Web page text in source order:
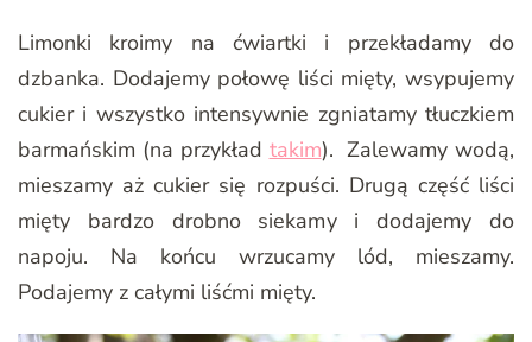
Limonki kroimy na ćwiartki i przekładamy do
dzbanka. Dodajemy połowę liści mięty, wsypujemy
cukier i wszystko intensywnie zgniatamy tłuczkiem
barmańskim (na przykład takim). Zalewamy wodą,
mieszamy aż cukier się rozpuści. Drugą część liści
mięty bardzo drobno siekamy i dodajemy do
napoju. Na końcu wrzucamy lód, mieszamy.
Podajemy z całymi liśćmi mięty.